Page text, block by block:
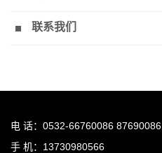
联系我们
电 话：0532-66760086 87690086
手 机：13730980566